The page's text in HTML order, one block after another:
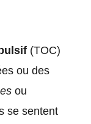
(TOC)
ou des
ou
se sentent